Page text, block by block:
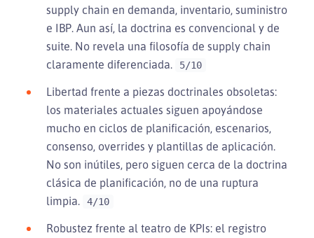
supply chain en demanda, inventario, suministro
e IBP. Aun así, la doctrina es convencional y de
suite. No revela una filosofía de supply chain
claramente diferenciada.
5/10
Libertad frente a piezas doctrinales obsoletas:
los materiales actuales siguen apoyándose
mucho en ciclos de planificación, escenarios,
consenso, overrides y plantillas de aplicación.
No son inútiles, pero siguen cerca de la doctrina
clásica de planificación, no de una ruptura
limpia.
4/10
Robustez frente al teatro de KPIs: el registro